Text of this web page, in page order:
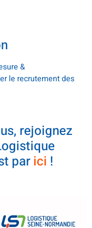
&
le recrutement des
rejoignez
parici !